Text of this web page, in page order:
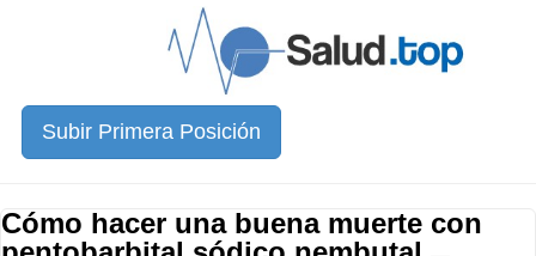
Subir Primera Posición
Cómo hacer una buena muerte con